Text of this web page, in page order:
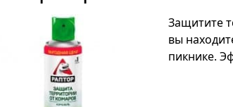
Защитите
вы
пикнике.